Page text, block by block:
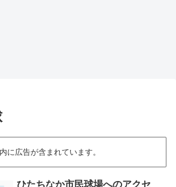
に広告が含まれています。
ひたちなか市民球場へのアクセ